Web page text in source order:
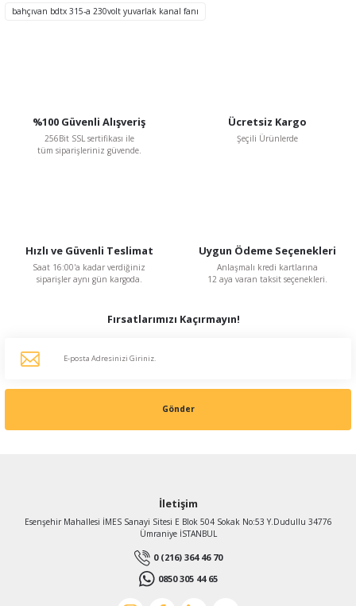
BVN Bahçıvan
%48 1.569,18 TL
bahçıvan bdtx 315-a 230volt yuvarlak kanal fanı
%100 Güvenli Alışveriş
256Bit SSL sertifikası ile
tüm siparişleriniz güvende.
Ücretsiz Kargo
Şeçili Ürünlerde
Hızlı ve Güvenli Teslimat
Saat 16:00'a kadar verdiğiniz
siparişler aynı gün kargoda.
Uygun Ödeme Seçenekleri
Anlaşmalı kredi kartlarına
12 aya varan taksit seçenekleri.
Fırsatlarımızı Kaçırmayın!
Gönder
İletişim
Esenşehir Mahallesi İMES Sanayi Sitesi E Blok 504 Sokak No:53 Y.Dudullu 34776
Ümraniye İSTANBUL
0 (216) 364 46 70
0850 305 44 65